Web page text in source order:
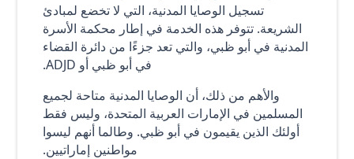
تسجيل الوصايا المدنية، التي لا تخضع لمبادئ
الشريعة. تتوفر هذه الخدمة في إطار محكمة الأسرة
المدنية في أبو ظبي، والتي تعد جزءًا من دائرة القضاء
في أبو ظبي أو ADJD.
والأهم من ذلك، أن الوصايا المدنية متاحة لجميع
المسلمين في الإمارات العربية المتحدة، وليس فقط
أولئك الذين يقيمون في أبو ظبي. وطالما أنهم ليسوا
مواطنين إماراتيين.